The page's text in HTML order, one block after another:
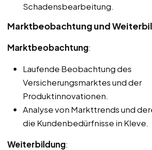
Schadensbearbeitung.
Marktbeobachtung und
Marktbeobachtung:
Laufende Beobachtung des
Versicherungsmarktes und der
Produktinnovationen.
Analyse von Markttrends und
die Kundenbedürfnisse in Kleve.
Weiterbildung: